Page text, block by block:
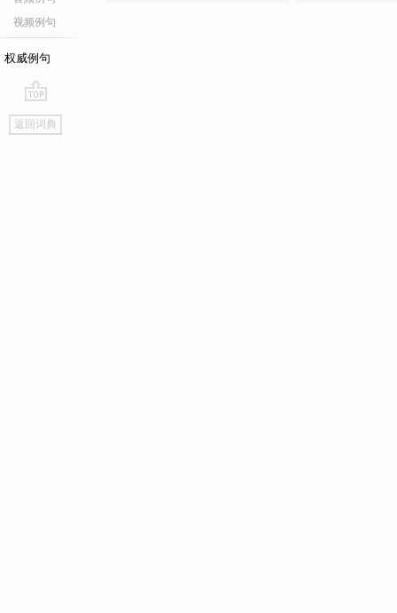
视频例句
权威例句
go
top
返回词典